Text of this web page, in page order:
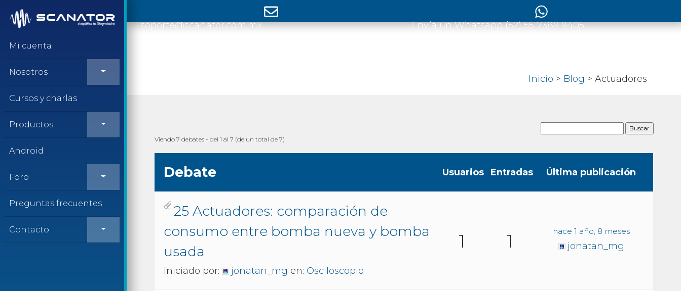
soporte@scanator.com.mx Envía un Whatsapp (52) 55 7389 9405
Saltar al contenido
Mi cuenta
Nosotros
Cursos y charlas
Productos
Android
Foro
Preguntas frecuentes
Contacto
Inicio > Blog > Actuadores
Viendo 7 debates - del 1 al 7 (de un total de 7)
Debate Usuarios Entradas Última publicación
25 Actuadores: comparación de
consumo entre bomba nueva y bomba
usada
Iniciado por: jonatan_mg en: Osciloscopio
1 1 hace 1 año, 8 meses
jonatan_mg